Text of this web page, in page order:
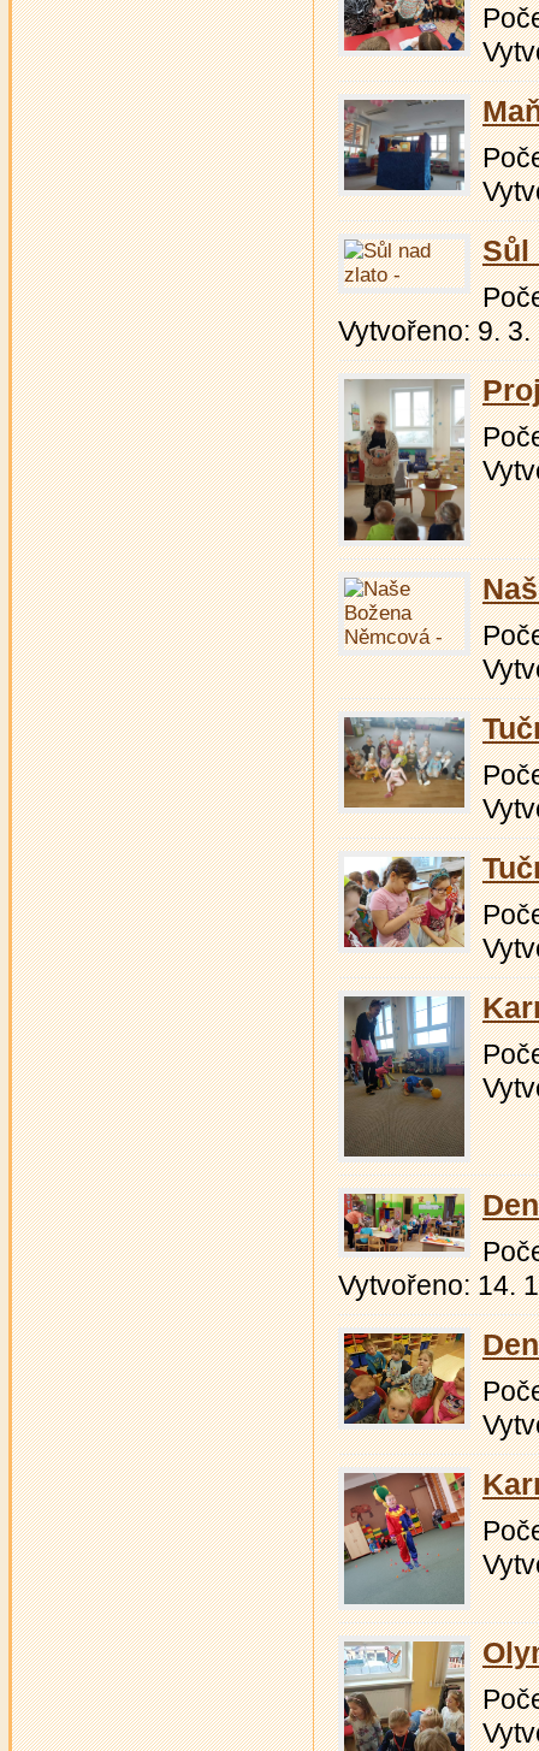
Sůl
Vytvořeno: 9. 3.
Vytvořeno: 14.